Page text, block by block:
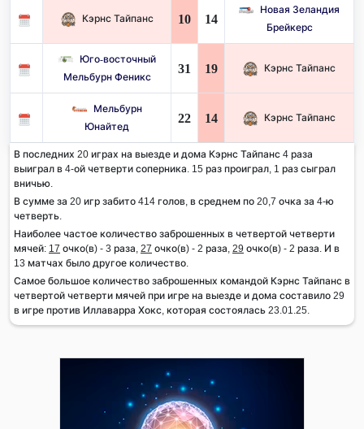
Кэрнс Тайпанс 10 14
Новая Зеландия
Брейкерс
Юго-восточный
Мельбурн Феникс
31 19 Кэрнс Тайпанс
Мельбурн
Юнайтед
22 14 Кэрнс Тайпанс
В последних 20 играх на выезде и дома Кэрнс Тайпанс 4 раза
выиграл в 4-ой четверти соперника. 15 раз проиграл, 1 раз сыграл
вничью.
В сумме за 20 игр забито 414 голов, в среднем по 20,7 очка за 4-ю
четверть.
Наиболее частое количество заброшенных в четвертой четверти
мячей: 17 очко(в) - 3 раза, 27 очко(в) - 2 раза, 29 очко(в) - 2 раза. И в
13 матчах было другое количество.
Самое большое количество заброшенных командой Кэрнс Тайпанс в
четвертой четверти мячей при игре на выезде и дома составило 29
в игре против Иллаварра Хокс, которая состоялась 23.01.25.